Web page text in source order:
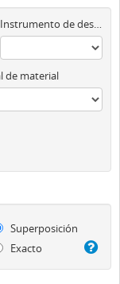
Instrumento de descripción
de material
Superposición
Exacto